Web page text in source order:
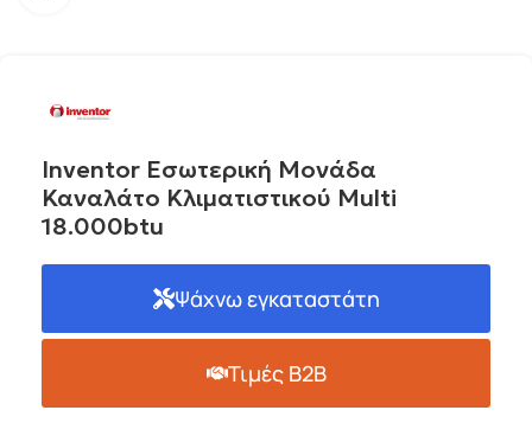
Inventor Εσωτερική Μονάδα
Καναλάτο Κλιματιστικoύ Multi
18.000btu
Ψάχνω εγκαταστάτη
Τιμές B2B